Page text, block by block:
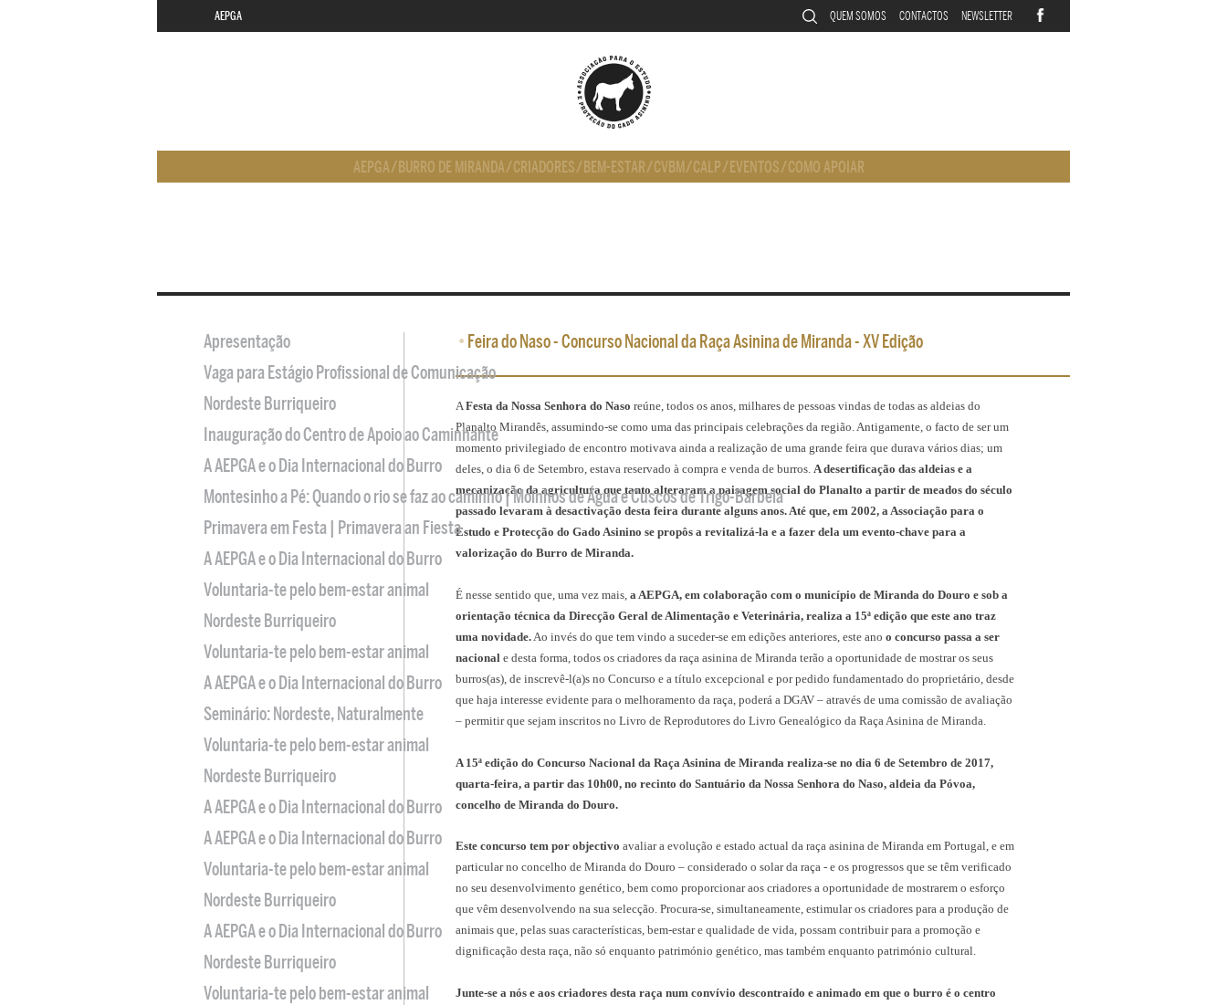
AEPGA QUEM SOMOS CONTACTOS NEWSLETTER
AEPGA/ BURRO DE MIRANDA/CRIADORES/ BEM-ESTAR/CVBM/CALP/ EVENTOS/COMO APOIAR
• Feira do Naso - Concurso Nacional da Raça Asinina de Miranda - XV Edição
AFesta da Nossa Senhora do Naso reúne, todos os anos, milhares de pessoas vindas de todas as aldeias do
Planalto Mirandês, assumindo-se como uma das principais celebrações da região. Antigamente, o facto de ser um
momento privilegiado de encontro motivava ainda a realização de uma grande feira que durava vários dias; um
deles, o dia 6 de Setembro, estava reservado à compra e venda de burros. A desertificação das aldeias e a
mecanização da agricultura que tanto alteraram a paisagem social do Planalto a partir de meados do século
passado levaram à desactivação desta feira durante alguns anos. Até que, em 2002, a Associação para o
Estudo e Protecção do Gado Asinino se propôs a revitalizá-la e a fazer dela um evento-chave para a
valorização do Burro de Miranda.
É nesse sentido que, uma vez mais, a AEPGA, em colaboração com o município de Miranda do Douro e sob a
orientação técnica da Direcção Geral de Alimentação e Veterinária, realiza a 15ª edição que este ano traz
uma novidade.Ao invés do que tem vindo a suceder-se em edições anteriores, este ano o concurso passa a ser
nacional e desta forma, todos os criadores da raça asinina de Miranda terão a oportunidade de mostrar os seus
burros(as), de inscrevê-l(a)s no Concurso e a título excepcional e por pedido fundamentado do proprietário, desde
que haja interesse evidente para o melhoramento da raça, poderá a DGAV – através de uma comissão de avaliação
– permitir que sejam inscritos no Livro de Reprodutores do Livro Genealógico da Raça Asinina de Miranda.
A 15ª edição do Concurso Nacional da Raça Asinina de Miranda realiza-se no dia 6 de Setembro de 2017,
quarta-feira, a partir das 10h00, no recinto do Santuário da Nossa Senhora do Naso, aldeia da Póvoa,
concelho de Miranda do Douro.
Este concurso tem por objectivo avaliar a evolução e estado actual da raça asinina de Miranda em Portugal, e em
particular no concelho de Miranda do Douro – considerado o solar da raça - e os progressos que se têm verificado
no seu desenvolvimento genético, bem como proporcionar aos criadores a oportunidade de mostrarem o esforço
que vêm desenvolvendo na sua selecção. Procura-se, simultaneamente, estimular os criadores para a produção de
animais que, pelas suas características, bem-estar e qualidade de vida, possam contribuir para a promoção e
dignificação desta raça, não só enquanto património genético, mas também enquanto património cultural.
Junte-se a nós e aos criadores desta raça num convívio descontraído e animado em que o burro é o centro
Apresentação
Vaga para Estágio Profissional de Comunicação
Nordeste Burriqueiro
Inauguração do Centro de Apoio ao Caminhante
A AEPGA e o Dia Internacional do Burro
Montesinho a Pé: Quando o rio se faz ao caminho | Moinhos de Água e Cuscos de Trigo-Barbela
Primavera em Festa | Primavera an Fiesta
A AEPGA e o Dia Internacional do Burro
Voluntaria-te pelo bem-estar animal
Nordeste Burriqueiro
Voluntaria-te pelo bem-estar animal
A AEPGA e o Dia Internacional do Burro
Seminário: Nordeste, Naturalmente
Voluntaria-te pelo bem-estar animal
Nordeste Burriqueiro
A AEPGA e o Dia Internacional do Burro
A AEPGA e o Dia Internacional do Burro
Voluntaria-te pelo bem-estar animal
Nordeste Burriqueiro
A AEPGA e o Dia Internacional do Burro
Nordeste Burriqueiro
Voluntaria-te pelo bem-estar animal